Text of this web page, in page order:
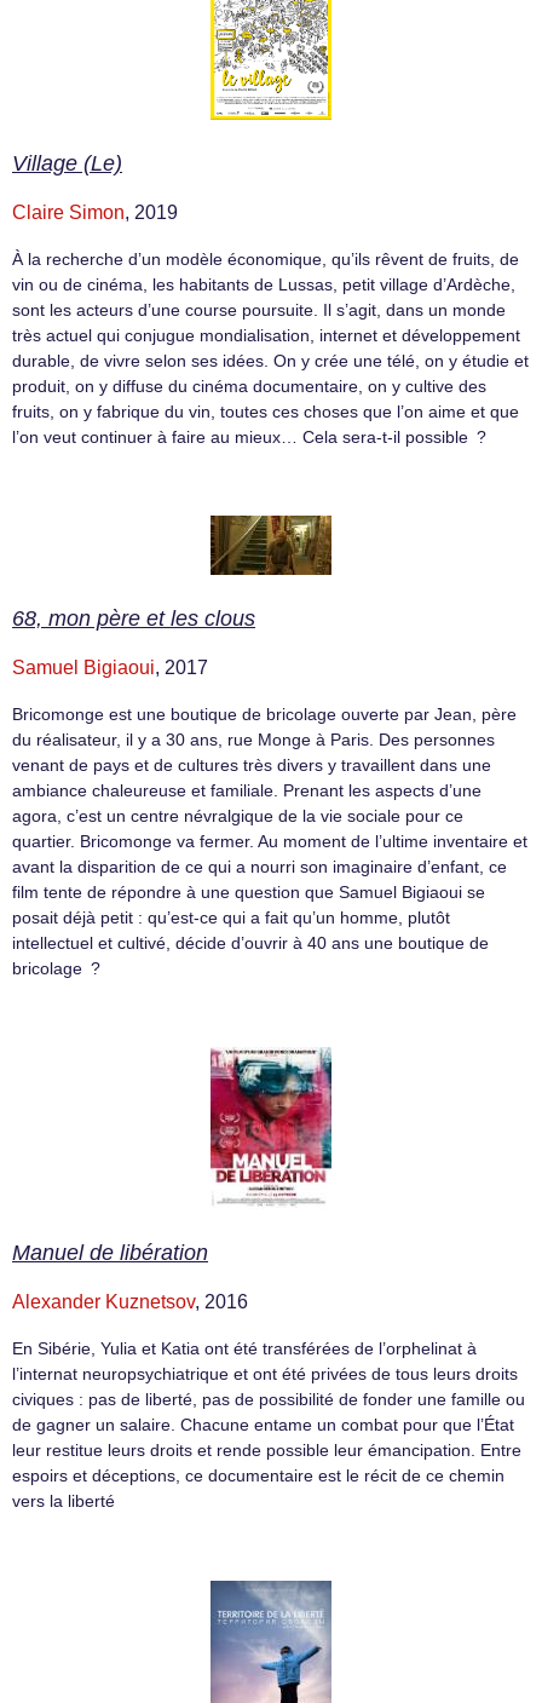
Village (Le)
Claire Simon, 2019
À la recherche d’un modèle économique, qu’ils rêvent de fruits, de
vin ou de cinéma, les habitants de Lussas, petit village d’Ardèche,
sont les acteurs d’une course poursuite. Il s’agit, dans un monde
très actuel qui conjugue mondialisation, internet et développement
durable, de vivre selon ses idées. On y crée une télé, on y étudie et
produit, on y diffuse du cinéma documentaire, on y cultive des
fruits, on y fabrique du vin, toutes ces choses que l’on aime et que
l’on veut continuer à faire au mieux… Cela sera-t-il possible ?
68, mon père et les clous
Samuel Bigiaoui, 2017
Bricomonge est une boutique de bricolage ouverte par Jean, père
du réalisateur, il y a 30 ans, rue Monge à Paris. Des personnes
venant de pays et de cultures très divers y travaillent dans une
ambiance chaleureuse et familiale. Prenant les aspects d’une
agora, c’est un centre névralgique de la vie sociale pour ce
quartier. Bricomonge va fermer. Au moment de l’ultime inventaire et
avant la disparition de ce qui a nourri son imaginaire d’enfant, ce
film tente de répondre à une question que Samuel Bigiaoui se
posait déjà petit : qu’est-ce qui a fait qu’un homme, plutôt
intellectuel et cultivé, décide d’ouvrir à 40 ans une boutique de
bricolage ?
Manuel de libération
Alexander Kuznetsov, 2016
En Sibérie, Yulia et Katia ont été transférées de l’orphelinat à
l’internat neuropsychiatrique et ont été privées de tous leurs droits
civiques : pas de liberté, pas de possibilité de fonder une famille ou
de gagner un salaire. Chacune entame un combat pour que l’État
leur restitue leurs droits et rende possible leur émancipation. Entre
espoirs et déceptions, ce documentaire est le récit de ce chemin
vers la liberté